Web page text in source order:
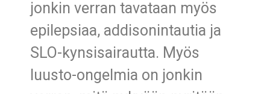
jonkin verran tavataan myös
epilepsiaa, addisonintautia ja
SLO-kynsisairautta. Myös
luusto-ongelmia on jonkin